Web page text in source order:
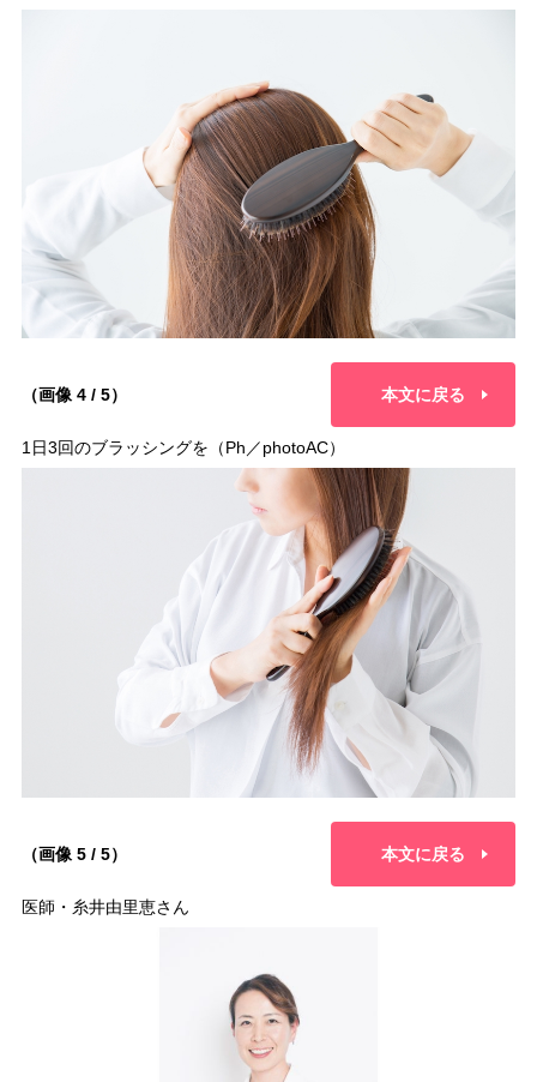
（画像 4 / 5） 本文に戻る
1日3回のブラッシングを（Ph／photoAC）
（画像 5 / 5） 本文に戻る
医師・糸井由里恵さん